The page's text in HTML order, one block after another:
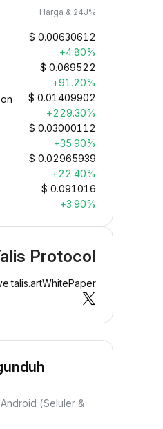
Harga & 24J%
$ 0.00630612
+4.80%
$ 0.069522
+91.20%
$ 0.01409902
+229.30%
$ 0.03000112
+35.90%
$ 0.02965939
+22.40%
$ 0.091016
+3.90%
Protocol
WhitePaper
(Seluler &